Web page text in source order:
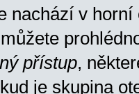
nachází v horní
přístup,
je skupina